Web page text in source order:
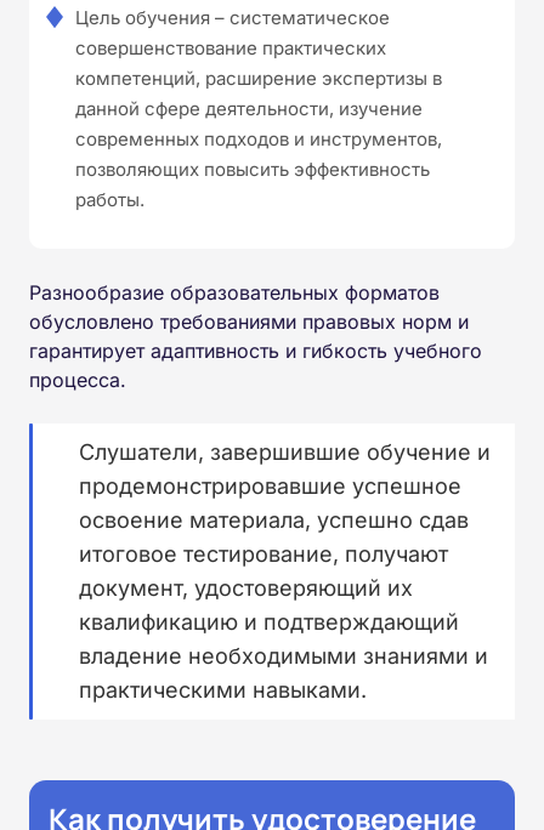
Цель обучения – систематическое
совершенствование практических
компетенций, расширение экспертизы в
данной сфере деятельности, изучение
современных подходов и инструментов,
позволяющих повысить эффективность
работы.
Разнообразие образовательных форматов
обусловлено требованиями правовых норм и
гарантирует адаптивность и гибкость учебного
процесса.
Слушатели, завершившие обучение и
продемонстрировавшие успешное
освоение материала, успешно сдав
итоговое тестирование, получают
документ, удостоверяющий их
квалификацию и подтверждающий
владение необходимыми знаниями и
практическими навыками.
Как получить удостоверение